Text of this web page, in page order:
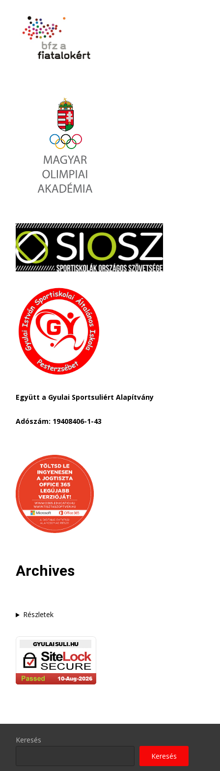
Együtt a Gyulai Sportsuliért Alapítvány
Adószám: 19408406-1-43
Archives
Részletek
Keresés
Keresés